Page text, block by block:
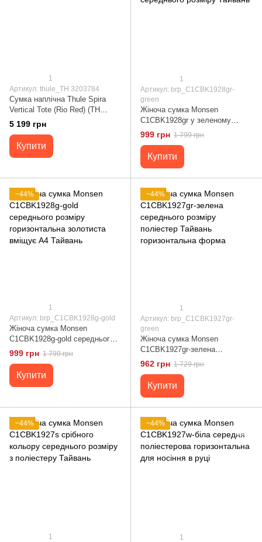
1
Артикул: thule_TH 3203784
Сумка наплічна Thule Spira
Vertical Tote (Rio Red) (TH
3203784)
5 199 грн
Купити
1
Артикул: brp_C1CBK1928gr-
green
Жіноча сумка Monsen
C1CBK1928gr у зеленому
кольорі поліестер вміщує А4
середнього розміру Тайвань
999 грн 1 799 грн
Купити
−44%
1
Артикул: brp_C1CBK1928g-gold
Жіноча сумка Monsen
C1CBK1928g-gold середнього
розміру горизонтальна
золотиста вміщує А4 Тайвань
999 грн 1 799 грн
Купити
−44%
1
Артикул: brp_C1CBK1927gr-
green
Жіноча сумка Monsen
C1CBK1927gr-зелена
середнього розміру поліестер
Тайвань горизонтальна форма
962 грн 1 729 грн
Купити
−44%
1
−44%
1